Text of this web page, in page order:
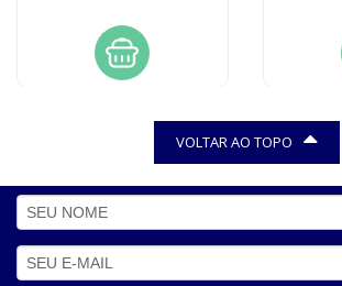
VOLTAR AO TOPO